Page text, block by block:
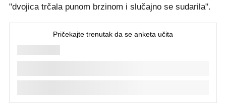
"dvojica trčala punom brzinom i slučajno se sudarila".